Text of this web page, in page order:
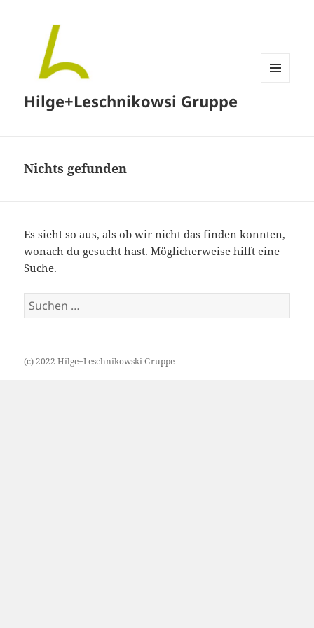
Hilge+Leschnikowsi Gruppe
Nichts gefunden
Es sieht so aus, als ob wir nicht das finden konnten,
wonach du gesucht hast. Möglicherweise hilft eine
Suche.
Suchen
nach:
(c) 2022 Hilge+Leschnikowski Gruppe